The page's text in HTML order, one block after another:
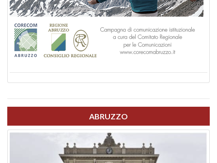
ABRUZZO